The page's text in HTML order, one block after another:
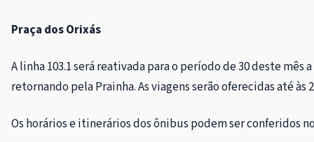
Praça dos Orixás
A linha 103.1 será reativada para o período de 30 deste
retornando pela Prainha. As viagens serão oferecidas até às
Os horários e itinerários dos ônibus podem ser conferidos